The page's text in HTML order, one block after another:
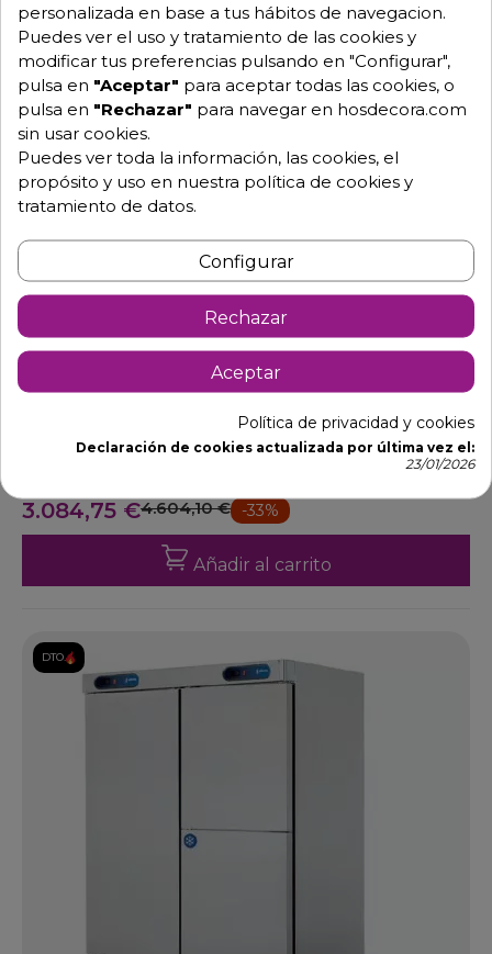
Nevera con Departamento Pescado 810 W 47-ARCH-
3.084,75 €4.604,10 € -33%
Añadir al carrito
DTO.
personalizada en base a tus hábitos de navegacion.
Puedes ver el uso y tratamiento de las cookies y
modificar tus preferencias pulsando en "Configurar",
pulsa en "Aceptar" para aceptar todas las cookies, o
pulsa en "Rechazar" para navegar en hosdecora.com
sin usar cookies.
Puedes ver toda la información, las cookies, el
propósito y uso en nuestra política de cookies y
tratamiento de datos.
Configurar
Rechazar
Aceptar
Política de privacidad y cookies
Declaración de cookies actualizada por última vez el:
23/01/2026